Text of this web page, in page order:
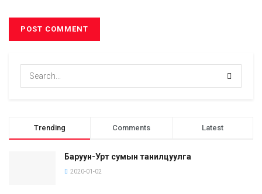
Trending Comments Latest
Баруун-Урт сумын танилцуулга
2020-01-02